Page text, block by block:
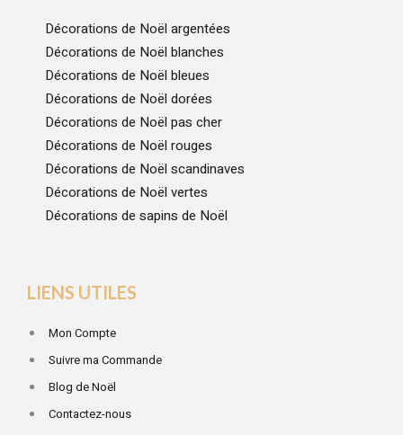
Décorations de Noël argentées
Décorations de Noël blanches
Décorations de Noël bleues
Décorations de Noël dorées
Décorations de Noël pas cher
Décorations de Noël rouges
Décorations de Noël scandinaves
Décorations de Noël vertes
Décorations de sapins de Noël
LIENS UTILES
Mon Compte
Suivre ma Commande
Blog de Noël
Contactez-nous